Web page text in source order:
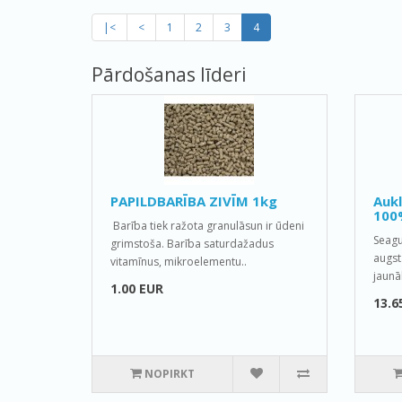
|< < 1 2 3 4
Pārdošanas līderi
PAPILDBARĪBA ZIVĪM 1kg
Barība tiek ražota granulāsun ir ūdeni
grimstoša. Barība saturdažadus
vitamīnus, mikroelementu..
1.00 EUR
NOPIRKT